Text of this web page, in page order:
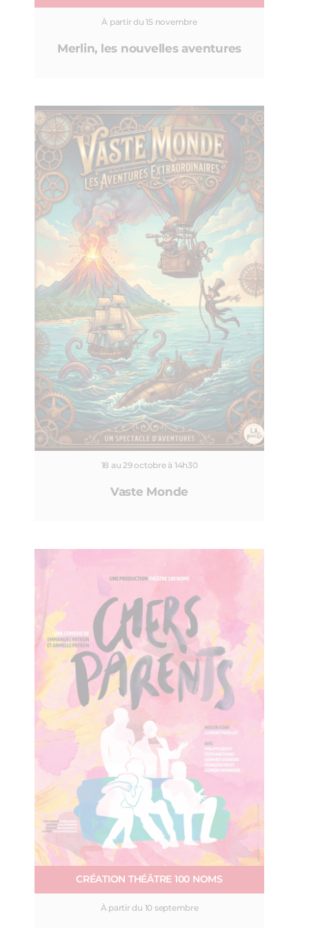
À partir du 15 novembre
Merlin, les nouvelles aventures
18 au 29 octobre à 14h30
Vaste Monde
CRÉATION THÉÂTRE 100 NOMS
À partir du 10 septembre